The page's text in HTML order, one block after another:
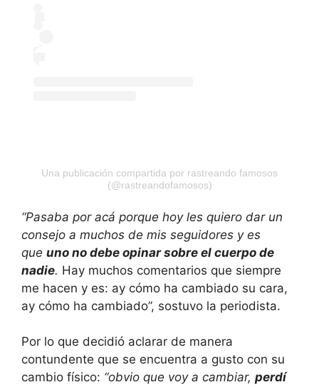
Una publicación compartida por rastreando famosos
(@rastreandofamosos)
“Pasaba por acá porque hoy les quiero dar un
consejo a muchos de mis seguidores y es
que uno no debe opinar sobre el cuerpo de
nadie. Hay muchos comentarios que siempre
me hacen y es: ay cómo ha cambiado su cara,
ay cómo ha cambiado”, sostuvo la periodista.
Por lo que decidió aclarar de manera
contundente que se encuentra a gusto con su
cambio físico: “obvio que voy a cambiar, perdí